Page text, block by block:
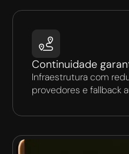
Continuidade
Infraestrutura com
provedores e fallback